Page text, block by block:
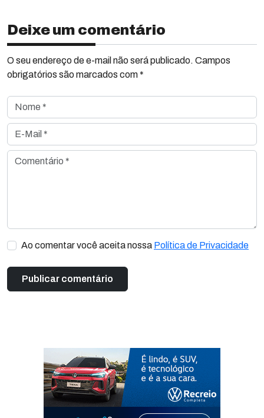
Deixe um comentário
O seu endereço de e-mail não será publicado. Campos
obrigatórios são marcados com *
Nome *
E-Mail *
Comentário *
Ao comentar você aceita nossa Política de Privacidade